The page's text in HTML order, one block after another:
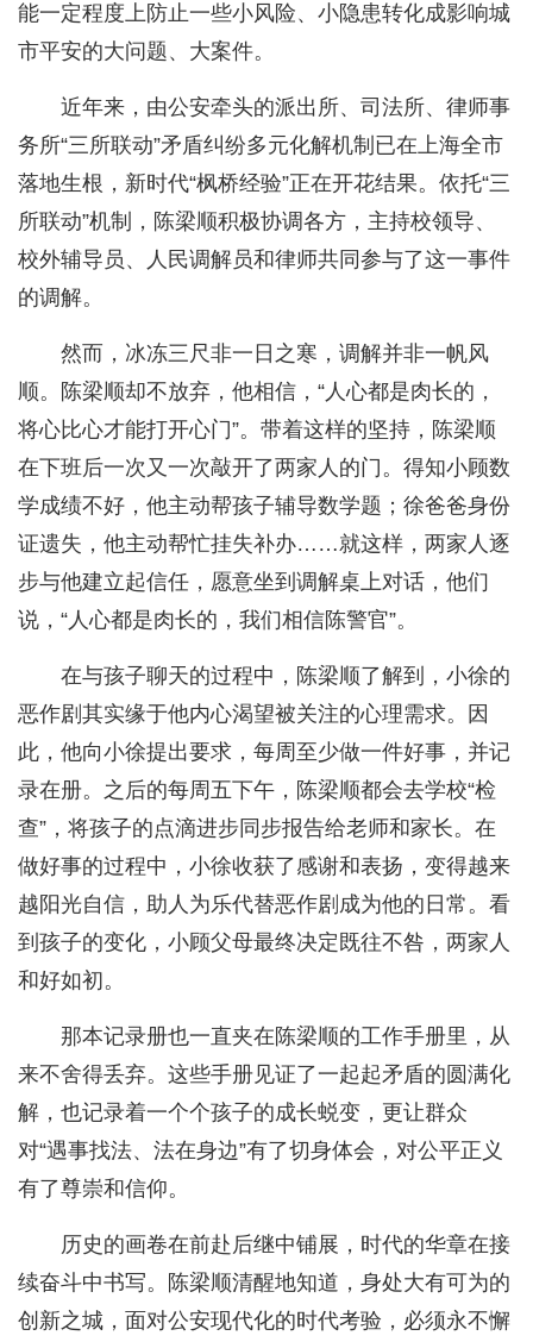
能一定程度上防止一些小风险、小隐患转化成影响城
市平安的大问题、大案件。
近年来，由公安牵头的派出所、司法所、律师事
务所“三所联动”矛盾纠纷多元化解机制已在上海全市
落地生根，新时代“枫桥经验”正在开花结果。依托“三
所联动”机制，陈梁顺积极协调各方，主持校领导、
校外辅导员、人民调解员和律师共同参与了这一事件
的调解。
然而，冰冻三尺非一日之寒，调解并非一帆风
顺。陈梁顺却不放弃，他相信，“人心都是肉长的，
将心比心才能打开心门”。带着这样的坚持，陈梁顺
在下班后一次又一次敲开了两家人的门。得知小顾数
学成绩不好，他主动帮孩子辅导数学题；徐爸爸身份
证遗失，他主动帮忙挂失补办……就这样，两家人逐
步与他建立起信任，愿意坐到调解桌上对话，他们
说，“人心都是肉长的，我们相信陈警官”。
在与孩子聊天的过程中，陈梁顺了解到，小徐的
恶作剧其实缘于他内心渴望被关注的心理需求。因
此，他向小徐提出要求，每周至少做一件好事，并记
录在册。之后的每周五下午，陈梁顺都会去学校“检
查”，将孩子的点滴进步同步报告给老师和家长。在
做好事的过程中，小徐收获了感谢和表扬，变得越来
越阳光自信，助人为乐代替恶作剧成为他的日常。看
到孩子的变化，小顾父母最终决定既往不咎，两家人
和好如初。
那本记录册也一直夹在陈梁顺的工作手册里，从
来不舍得丢弃。这些手册见证了一起起矛盾的圆满化
解，也记录着一个个孩子的成长蜕变，更让群众
对“遇事找法、法在身边”有了切身体会，对公平正义
有了尊崇和信仰。
历史的画卷在前赴后继中铺展，时代的华章在接
续奋斗中书写。陈梁顺清醒地知道，身处大有可为的
创新之城，面对公安现代化的时代考验，必须永不懈